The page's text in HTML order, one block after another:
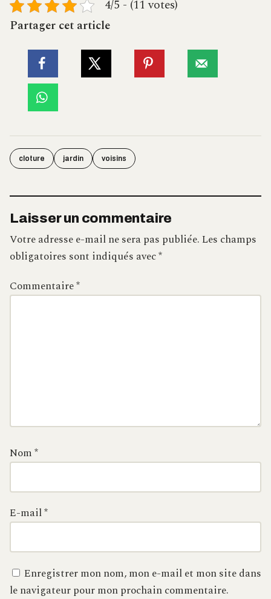
4/5 - (11 votes)
Partager cet article
cloture jardin voisins
Laisser un commentaire
Votre adresse e-mail ne sera pas publiée.Les champs
obligatoires sont indiqués avec*
Commentaire*
Nom*
E-mail*
Enregistrer mon nom, mon e-mail et mon site dans
le navigateur pour mon prochain commentaire.